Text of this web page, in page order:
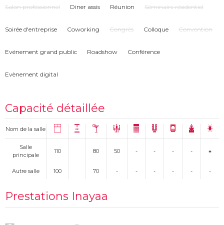
Salon professionnel Diner assis Réunion Séminaire résidentiel
Soirée d'entreprise Coworking Congrés Colloque Convention
Evénement grand public Roadshow Conférence
Evènement digital
Capacité détaillée
Nom de la salle
Salle
principale
110 80 50 - - - -
Autre salle 100 70 - - - - - -
Prestations Inayaa